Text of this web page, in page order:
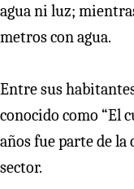
agua ni luz;
metros con agua.
Entre sus
conocido como “El
años fue parte de
sector.